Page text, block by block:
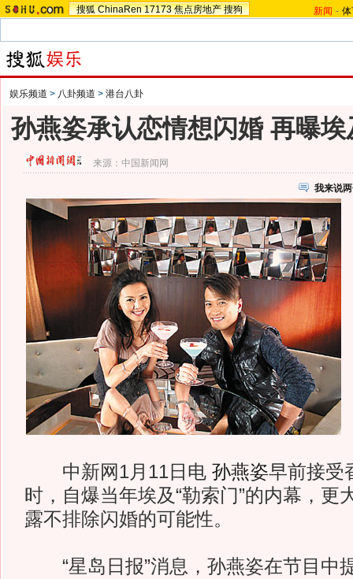
搜狐 ChinaRen 17173 焦点房地产 搜狗 新闻 -
娱乐频道 > 八卦频道 > 港台八卦
孙燕姿承认恋情想闪婚 再曝
来源： 中国新闻网
我来说
中新网1月11日电 孙燕姿早前接受
时，自爆当年埃及“勒索门”的内幕，更
露不排除闪婚的可能性。
“星岛日报”消息，孙燕姿在节目中